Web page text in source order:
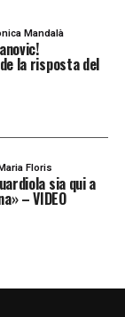
Mandalà
la risposta del
Floris
sia qui a
– VIDEO